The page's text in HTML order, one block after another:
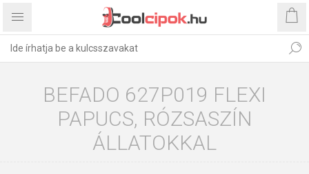
BEFADO 627P019 FLEXI
PAPUCS, RÓZSASZÍN
ÁLLATOKKAL